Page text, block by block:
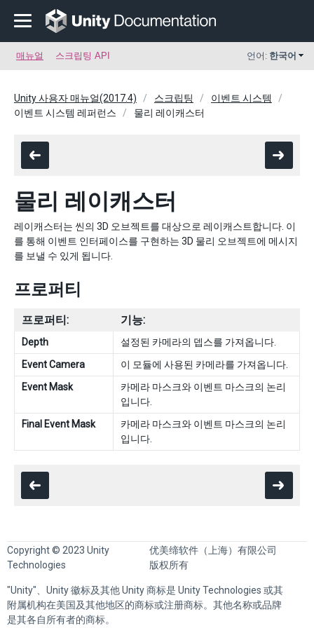
매뉴얼 스크립팅 API 언어: 한국어
Unity 사용자 매뉴얼(2017.4) 스크립팅
이벤트 시스템
이벤트 시스템 레퍼런스
물리 레이캐스터
물리 레이캐스터
레이캐스터는 씬의 3D 오브젝트를 대상으로 레이캐스트합니다. 이
를 통해 이벤트 인터페이스를 구현하는 3D 물리 오브젝트에 메시지
를 보낼 수 있게 됩니다.
프로퍼티
프로퍼티: 기능:
Depth
설정된 카메라의 뎁스를 가져옵니다.
Event Camera
이 모듈에 사용된 카메라를 가져옵니다.
Event Mask
카메라 마스크와 이벤트 마스크의 논리
입니다.
Final Event Mask
카메라 마스크와 이벤트 마스크의 논리
입니다.
Copyright © 2023 Unity
Technologies
优美缔软件（上海）有限公司
版权所有
"Unity"、Unity 徽标及其他 Unity 商标是 Unity Technologies 或其
附属机构在美国及其他地区的商标或注册商标。其他名称或品牌
是其各自所有者的商标。